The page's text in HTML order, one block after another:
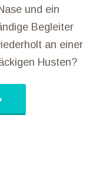
und ein
Begleiter
an einer
Husten?